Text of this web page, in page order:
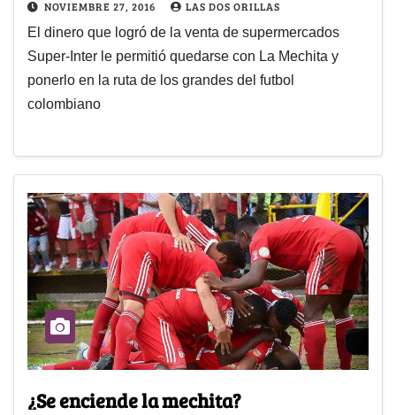
NOVIEMBRE 27, 2016 LAS DOS ORILLAS
El dinero que logró de la venta de supermercados
Super-Inter le permitió quedarse con La Mechita y
ponerlo en la ruta de los grandes del futbol
colombiano
¿Se enciende la mechita?